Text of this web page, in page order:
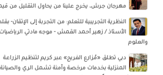
مهرجان جرش، يخرج علينا من يحاول التقليل من
النظرية التجريبية للتعلم: من التجربة إلى الإتقان-
الأستاذ / زهير أحمد القمش - موجه مادتي الرياضيات
والعلوم
دبي تطلق «مُزارع الفريج» عبر كريم لتنظيم الزراعة
المنزلية بخدمات مرخصة وآمنة تشمل الري والصيانة